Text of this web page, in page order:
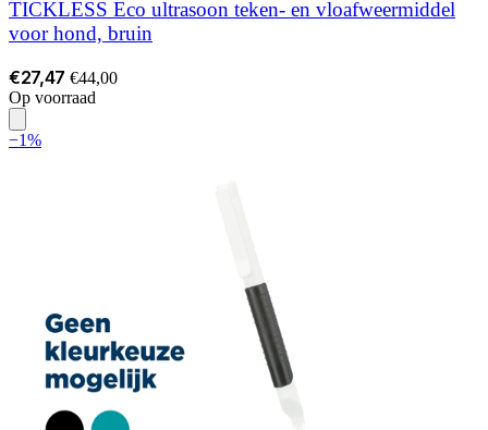
TICKLESS Eco ultrasoon teken- en vloafweermiddel
voor hond, bruin
€27,47 €44,00
Op voorraad
−1%